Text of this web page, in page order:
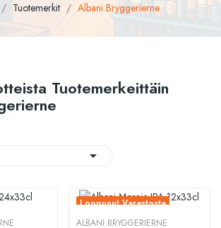
Tuotemerkit Albani Bryggerierne
Tuotemerkeittäin

Loppunut Varastosta
ALBANI BRYGGERIERNE